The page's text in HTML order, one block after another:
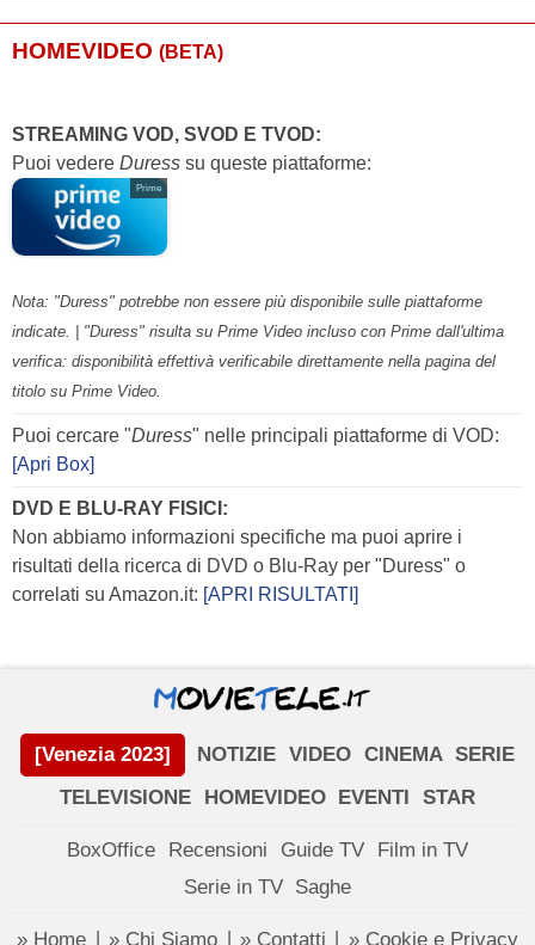
HOMEVIDEO (BETA)
STREAMING VOD, SVOD E TVOD:
Puoi vedere Duress su queste piattaforme:
Prime
Nota: "Duress" potrebbe non essere più disponibile sulle piattaforme
indicate. | "Duress" risulta su Prime Video incluso con Prime dall'ultima
verifica: disponibilità effettivà verificabile direttamente nella pagina del
titolo su Prime Video.
Puoi cercare "Duress" nelle principali piattaforme di VOD:
[Apri Box]
DVD E BLU-RAY FISICI:
Non abbiamo informazioni specifiche ma puoi aprire i
risultati della ricerca di DVD o Blu-Ray per "Duress" o
correlati su Amazon.it: [APRI RISULTATI]
[Venezia 2023] NOTIZIE VIDEO CINEMA SERIE
TELEVISIONE
HOMEVIDEO EVENTI STAR
BoxOffice Recensioni Guide TV
Film in TV
Serie in TV Saghe
» Home » Chi Siamo » Contatti » Cookie e Privacy